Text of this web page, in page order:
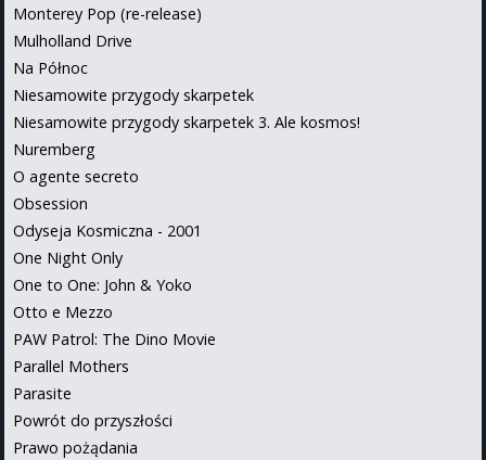
Monterey Pop (re-release)
Mulholland Drive
Na Północ
Niesamowite przygody skarpetek
Niesamowite przygody skarpetek 3. Ale kosmos!
Nuremberg
O agente secreto
Obsession
Odyseja Kosmiczna - 2001
One Night Only
One to One: John & Yoko
Otto e Mezzo
PAW Patrol: The Dino Movie
Parallel Mothers
Parasite
Powrót do przyszłości
Prawo pożądania